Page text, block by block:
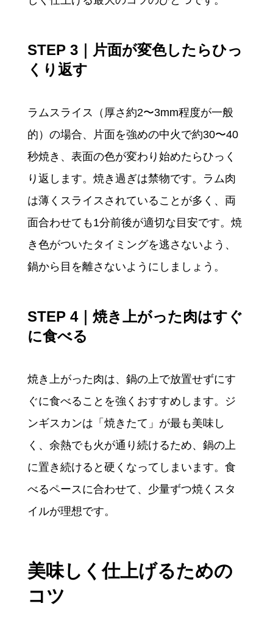
STEP 3｜片面が変色したらひっ
くり返す
ラムスライス（厚さ約2〜3mm程度が一般
的）の場合、片面を強めの中火で約30〜40
秒焼き、表面の色が変わり始めたらひっく
り返します。焼き過ぎは禁物です。ラム肉
は薄くスライスされていることが多く、両
面合わせても1分前後が適切な目安です。焼
き色がついたタイミングを逃さないよう、
鍋から目を離さないようにしましょう。
STEP 4｜焼き上がった肉はすぐ
に食べる
焼き上がった肉は、鍋の上で放置せずにす
ぐに食べることを強くおすすめします。ジ
ンギスカンは「焼きたて」が最も美味し
く、余熱でも火が通り続けるため、鍋の上
に置き続けると硬くなってしまいます。食
べるペースに合わせて、少量ずつ焼くスタ
イルが理想です。
美味しく仕上げるための
コツ